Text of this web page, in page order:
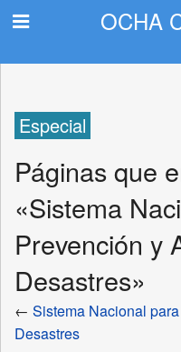
OCHA
Especial
Páginas que
«Sistema
Prevención y
Desastres»
← Sistema Nacional
Desastres